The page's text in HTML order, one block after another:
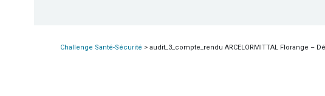
Challenge Santé-Sécurité > audit_3_compte_rendu ARCELORMITTAL Florange –